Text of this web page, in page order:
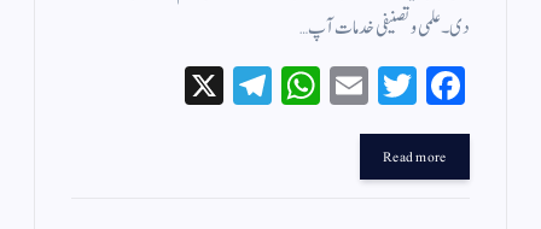
دی۔ علمی و تصنیفی خدمات آپ…
Fa
ce
bo
ok
T
wi
r
E
m
W
ha
Te
le
Read more